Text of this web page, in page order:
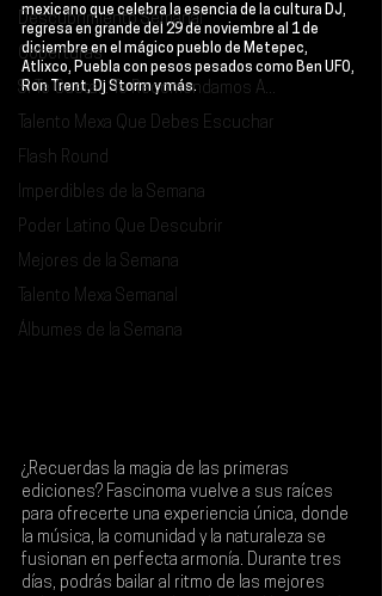
Descubrimiento Semanal
Coberturas
Si Te Gusta... Te Recomendamos A...
Talento Mexa Que Debes Escuchar
Flash Round
Imperdibles de la Semana
Poder Latino Que Descubrir
Mejores de la Semana
Talento Mexa Semanal
Álbumes de la Semana
mexicano que celebra la esencia de la cultura DJ,
regresa en grande del 29 de noviembre al 1 de
diciembre en el mágico pueblo de Metepec,
Atlixco, Puebla con pesos pesados como Ben UFO,
Ron Trent, Dj Storm y más.
¿Recuerdas la magia de las primeras
ediciones? Fascinoma vuelve a sus raíces
para ofrecerte una experiencia única, donde
la música, la comunidad y la naturaleza se
fusionan en perfecta armonía. Durante tres
días, podrás bailar al ritmo de las mejores